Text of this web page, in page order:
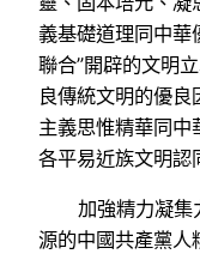
義基礎道理同中華
聯合”開辟的文明
良傳統文明的優
主義思惟精華同中
各平易近族文明認
加強精力凝集
源的中國共產黨人